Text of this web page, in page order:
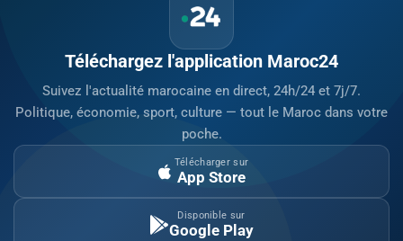
Téléchargez l'application Maroc24
Suivez l'actualité marocaine en direct, 24h/24 et 7j/7.
Politique, économie, sport, culture — tout le Maroc dans votre
poche.
Télécharger sur
App Store
Disponible sur
Google Play